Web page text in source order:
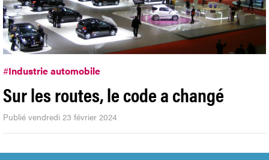
#Industrie automobile
Sur les routes, le code a changé
Publié vendredi 23 février 2024